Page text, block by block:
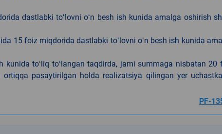
dastlabki toʻlovni oʻn besh ish kunida amalga oshirish
15 foiz miqdorida dastlabki toʻlovni oʻn besh ish kunida
toʻliq toʻlangan taqdirda, jami summaga nisbatan 20
pasaytirilgan holda realizatsiya qilingan yer
PF-